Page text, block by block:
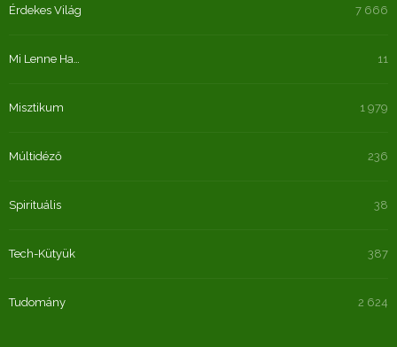
Érdekes Világ 7 666
Mi Lenne Ha… 11
Misztikum 1 979
Múltidéző 236
Spirituális 38
Tech-Kütyük 387
Tudomány 2 624